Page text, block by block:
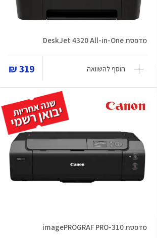
מדפסת DeskJet 4320 All-in-One
הוסף להשוואה 319 ₪
מדפסת imagePROGRAF PRO-310